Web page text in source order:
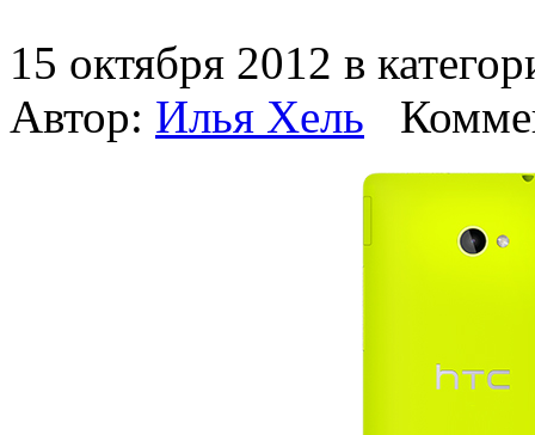
15 октября 2012 в
Автор: Илья Хель